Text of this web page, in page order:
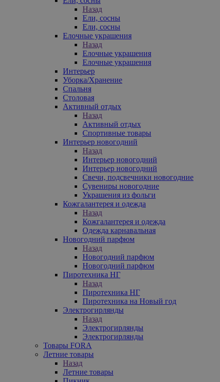
Назад
Ели, сосны
Ели, сосны
Елочные украшения
Назад
Елочные украшения
Елочные украшения
Интерьер
Уборка/Хранение
Спальня
Столовая
Активный отдых
Назад
Активный отдых
Спортивные товары
Интерьер новогодний
Назад
Интерьер новогодний
Интерьер новогодний
Свечи, подсвечники новогодние
Сувениры новогодние
Украшения из фольги
Кожгалантерея и одежда
Назад
Кожгалантерея и одежда
Одежда карнавальная
Новогодний парфюм
Назад
Новогодний парфюм
Новогодний парфюм
Пиротехника НГ
Назад
Пиротехника НГ
Пиротехника на Новый год
Электрогирлянды
Назад
Электрогирлянды
Электрогирлянды
Товары FORA
Летние товары
Назад
Летние товары